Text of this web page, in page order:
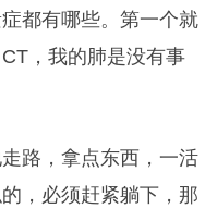
都有哪些。第一个就
，我的肺是没有事
路，拿点东西，一活
，必须赶紧躺下，那